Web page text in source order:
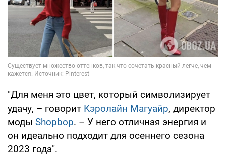
"Для меня это цвет, который символизирует
удачу, – говорит Кэролайн Магуайр, директор
моды Shopbop. – У него отличная энергия и
он идеально подходит для осеннего сезона
2023 года".